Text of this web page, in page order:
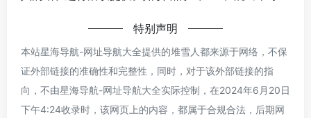
特别声明
本站星海导航-网址导航大全提供的堆雪人都来源于网络，不保
证外部链接的准确性和完整性，同时，对于该外部链接的指
向，不由星海导航-网址导航大全实际控制，在2024年6月20日
下午4:24收录时，该网页上的内容，都属于合规合法，后期网